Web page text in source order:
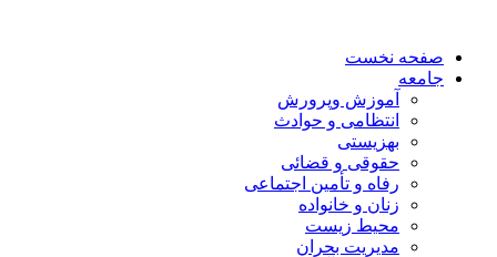
صفحه نخست
جامعه
آموزش وپرورش
انتظامی و حوادث
بهزیستی
حقوقی و قضائی
رفاه و تأمین اجتماعی
زنان و خانواده
محیط زیست
مدیریت بحران